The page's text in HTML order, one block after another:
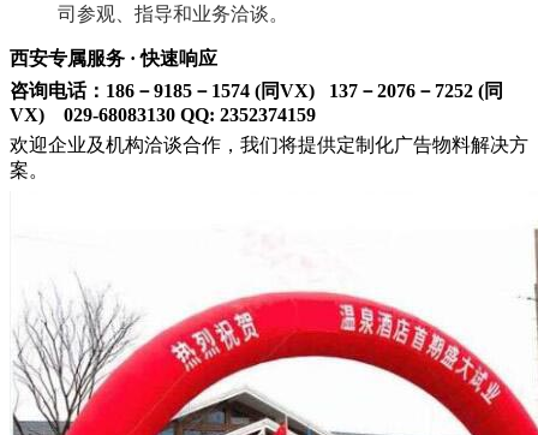
司参观、指导和业务洽谈。
西安专属服务 · 快速响应
咨询电话：186－9185－1574 (同VX) 137－2076－7252 (同
VX) 029-68083130 QQ: 2352374159
欢迎企业及机构洽谈合作，我们将提供定制化广告物料解决方
案。